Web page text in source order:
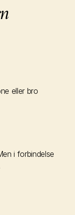
eller bro
i forbindelse